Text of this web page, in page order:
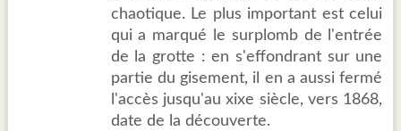
chaotique. Le plus important est celui
qui a marqué le surplomb de l'entrée
de la grotte : en s'effondrant sur une
partie du gisement, il en a aussi fermé
l'accès jusqu'au xixe siècle, vers 1868,
date de la découverte.